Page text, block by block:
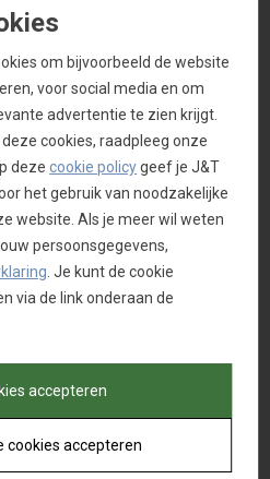
uitdrukkelijke
kopiëren, over te nemen,
op welke wijze dan ook
of openbaar te
uw privacy en zorgt
wordt omgegaan.
worden gebruikt voor
van overeenkomsten
en diensten die wij
daarmee nauw
Ook
wij een gerechtvaardigd
om bijvoorbeeld de website
voor social media en om
advertentie te zien krijgt.
cookies, raadpleeg onze
dezecookie policygeef je J&T
het gebruik van noodzakelijke
website. Als je meer wil weten
persoonsgegevens,
. Je kunt de cookie
via de link onderaan de
accepteren
cookies accepteren